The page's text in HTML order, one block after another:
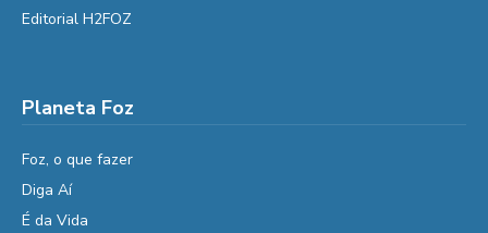
Editorial H2FOZ
Planeta Foz
Foz, o que fazer
Diga Aí
É da Vida